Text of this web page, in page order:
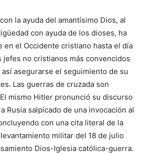
la ayuda del amantísimo Dios, al
con ayuda de los dioses, ha
en el Occidente cristiano hasta el día
jefes no cristianos más convencidos
así asegurarse el seguimiento de su
Las guerras de cruzada son
mismo Hitler pronunció su discurso
Rusia salpicado de una invocación al
con una cita literal de la
militar del 18 de julio
Dios-Iglesia católica-guerra.